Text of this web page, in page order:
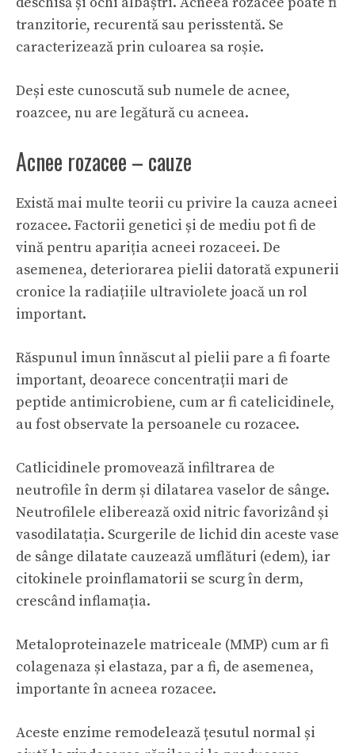
tranzitorie, recurentă sau perisstentă. Se
caracterizează prin culoarea sa roșie.
Deși este cunoscută sub numele de acnee,
roazcee, nu are legătură cu acneea.
Acnee rozacee – cauze
Există mai multe teorii cu privire la cauza acneei
rozacee. Factorii genetici și de mediu pot fi de
vină pentru apariția acneei rozaceei. De
asemenea, deteriorarea pielii datorată expunerii
cronice la radiațiile ultraviolete joacă un rol
important.
Răspunul imun înnăscut al pielii pare a fi foarte
important, deoarece concentrații mari de
peptide antimicrobiene, cum ar fi catelicidinele,
au fost observate la persoanele cu rozacee.
Catlicidinele promovează infiltrarea de
neutrofile în derm și dilatarea vaselor de sânge.
Neutrofilele eliberează oxid nitric favorizând și
vasodilatația. Scurgerile de lichid din aceste vase
de sânge dilatate cauzează umflături (edem), iar
citokinele proinflamatorii se scurg în derm,
crescând inflamația.
Metaloproteinazele matriceale (MMP) cum ar fi
colagenaza și elastaza, par a fi, de asemenea,
importante în acneea rozacee.
Aceste enzime remodelează țesutul normal și